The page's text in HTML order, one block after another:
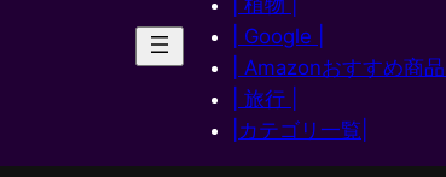
| Google |
| Amazonおすすめ商品 |
| 旅行 |
|カテゴリ一覧|